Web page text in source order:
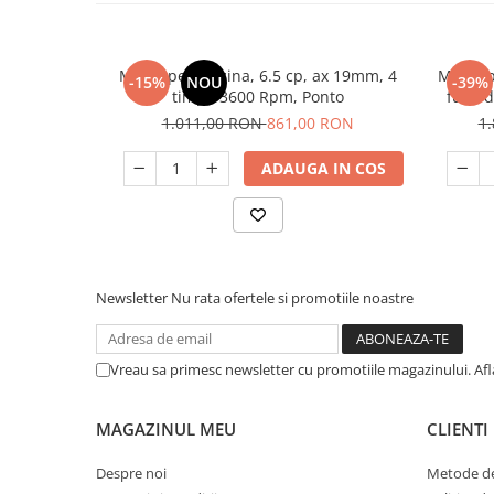
Aparate de aer conditionat
-15% NOU
Motor pe benzina, 6.5 cp, ax 19mm, 4
timpi, 3600 Rpm, Ponto
1.011,00 RON861,00 RON
ADAUGA IN COS
-39%
Motor
fulie
Newsletter Nu rata ofertele si promotiile noastre
Vreau sa primesc newsletter cu promotiile magazinului.
MAGAZINUL MEU
Despre noi
CLIENTI
Metode